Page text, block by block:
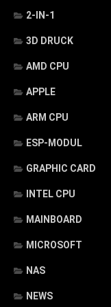
2-IN-1
3D DRUCK
AMD CPU
APPLE
ARM CPU
ESP-MODUL
GRAPHIC CARD
INTEL CPU
MAINBOARD
MICROSOFT
NAS
NEWS